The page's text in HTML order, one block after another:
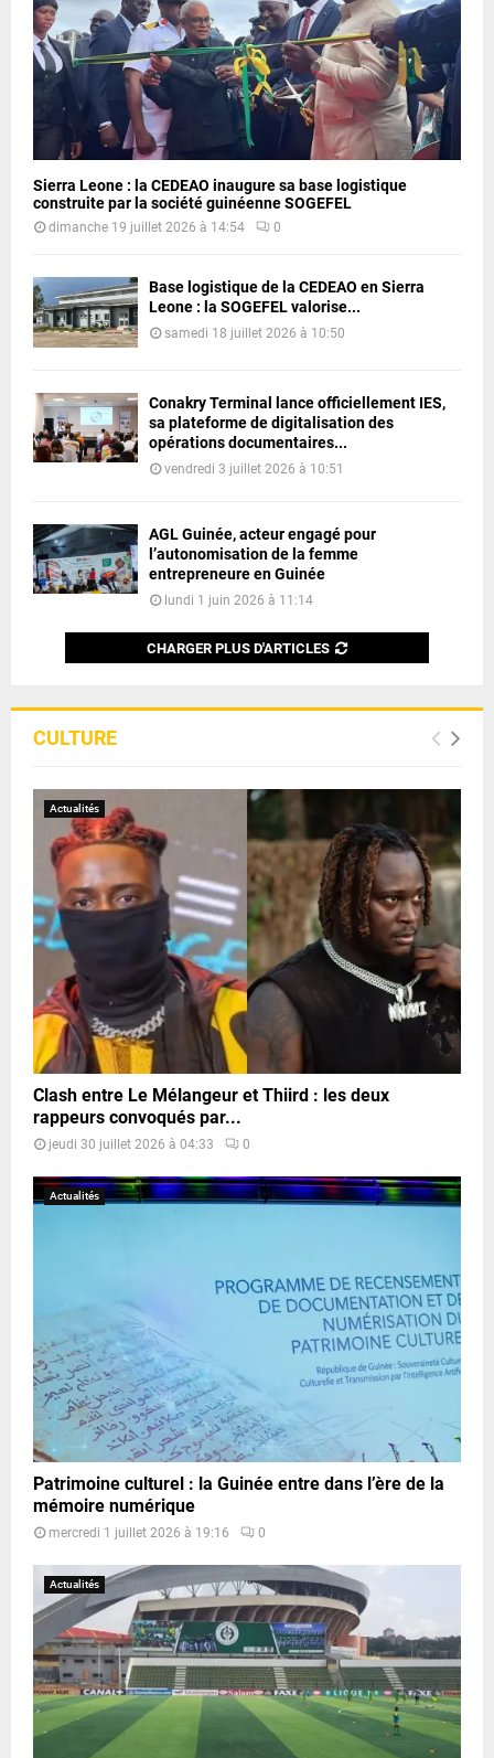
Sierra Leone : la CEDEAO inaugure sa base logistique
construite par la société guinéenne SOGEFEL
dimanche 19 juillet 2026 à 14:54 0
Base logistique de la CEDEAO en Sierra
Leone : la SOGEFEL valorise...
samedi 18 juillet 2026 à 10:50
Conakry Terminal lance officiellement IES,
sa plateforme de digitalisation des
opérations documentaires...
vendredi 3 juillet 2026 à 10:51
AGL Guinée, acteur engagé pour
l’autonomisation de la femme
entrepreneure en Guinée
lundi 1 juin 2026 à 11:14
CHARGER PLUS D'ARTICLES
CULTURE
Actualités
Clash entre Le Mélangeur et Thiird : les deux
rappeurs convoqués par...
jeudi 30 juillet 2026 à 04:33 0
Actualités
Patrimoine culturel : la Guinée entre dans l’ère de la
mémoire numérique
mercredi 1 juillet 2026 à 19:16 0
Actualités